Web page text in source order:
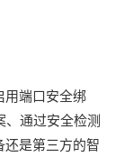
用端口安全绑
、通过安全检测
还是第三方的智